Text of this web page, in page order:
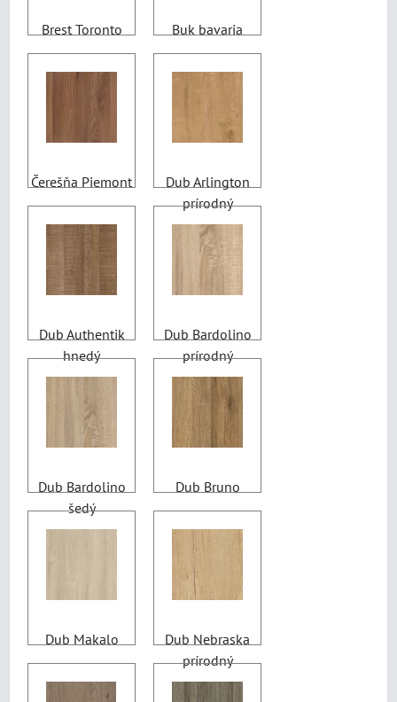
Brest Toronto Buk bavaria
Čerešňa Piemont
Dub Arlington
prírodný
Dub Authentik
hnedý
Dub Bardolino
prírodný
Dub Bardolino
šedý
Dub Bruno
Dub Makalo
Dub Nebraska
prírodný